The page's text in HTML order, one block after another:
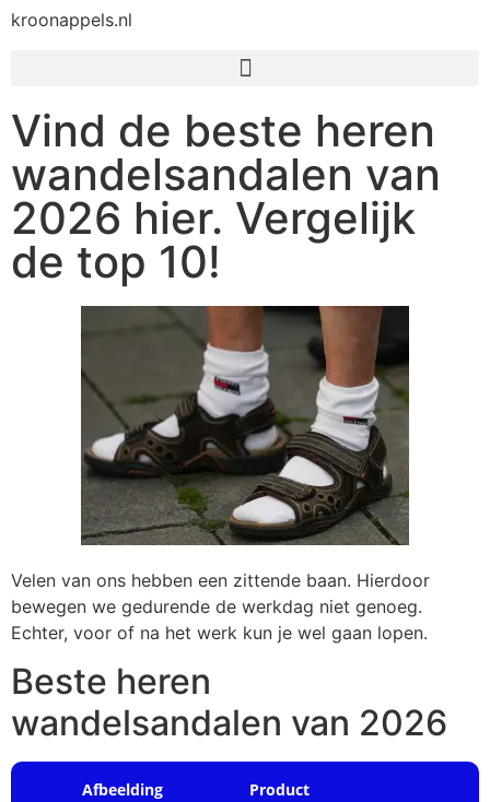
kroonappels.nl
Vind de beste heren
wandelsandalen van
2026 hier. Vergelijk
de top 10!
Velen van ons hebben een zittende baan. Hierdoor
bewegen we gedurende de werkdag niet genoeg.
Echter, voor of na het werk kun je wel gaan lopen.
Beste heren
wandelsandalen van 2026
Afbeelding Product